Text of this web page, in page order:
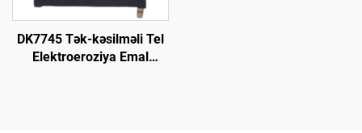
DK7745 Tək-kəsilməli Tel
Elektroeroziya Emal